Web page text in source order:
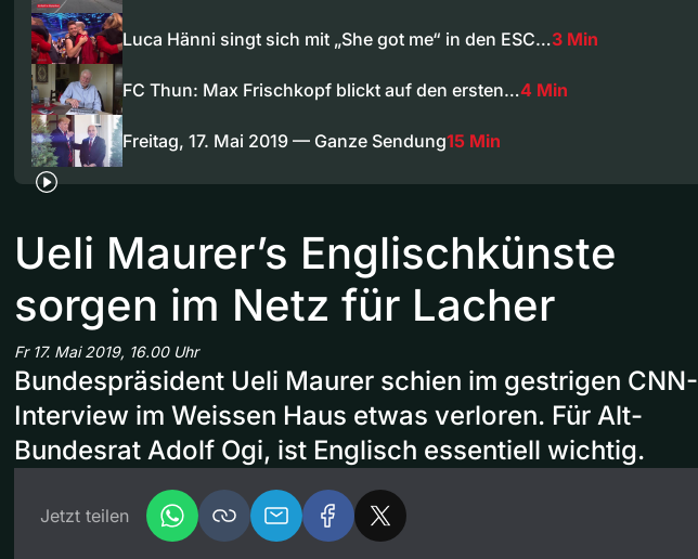
Luca Hänni singt sich mit „She got me“ in den ESC…3 Min
FC Thun: Max Frischkopf blickt auf den ersten…4 Min
Freitag, 17. Mai 2019 — Ganze Sendung15 Min
Ueli Maurer’s Englischkünste
sorgen im Netz für Lacher
Fr 17. Mai 2019, 16.00 Uhr
Bundespräsident Ueli Maurer schien im gestrigen CNN-
Interview im Weissen Haus etwas verloren. Für Alt-
Bundesrat Adolf Ogi, ist Englisch essentiell wichtig.
Jetzt teilen